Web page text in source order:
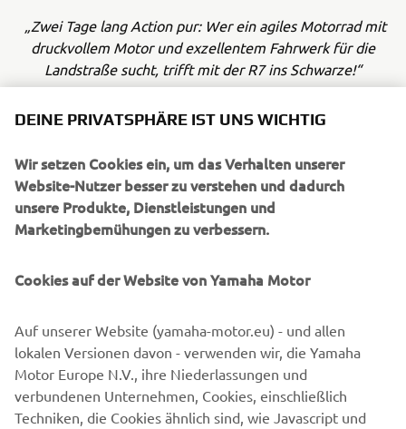
„Zwei Tage lang Action pur: Wer ein agiles Motorrad mit
druckvollem Motor und exzellentem Fahrwerk für die
Landstraße sucht, trifft mit der R7 ins Schwarze!“
DEINE PRIVATSPHÄRE IST UNS WICHTIG
Wir setzen Cookies ein, um das Verhalten unserer
Website-Nutzer besser zu verstehen und dadurch
unsere Produkte, Dienstleistungen und
Marketingbemühungen zu verbessern.
Cookies auf der Website von Yamaha Motor
Auf unserer Website (yamaha-motor.eu) - und allen
lokalen Versionen davon - verwenden wir, die Yamaha
Motor Europe N.V., ihre Niederlassungen und
verbundenen Unternehmen, Cookies, einschließlich
Techniken, die Cookies ähnlich sind, wie Javascript und